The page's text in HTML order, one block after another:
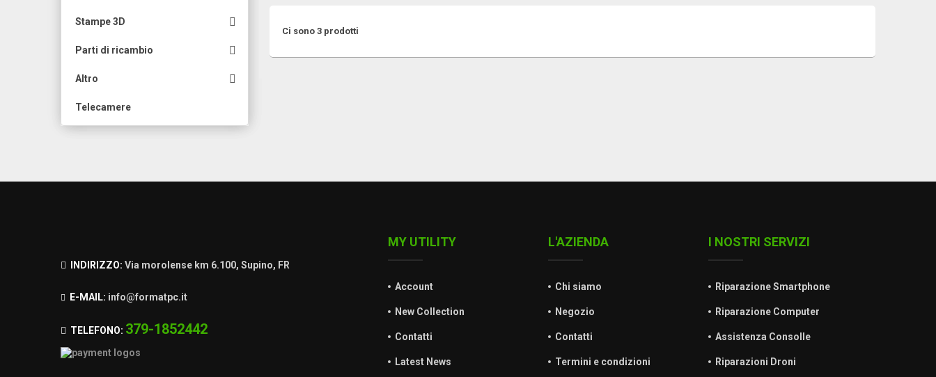
Stampe 3D 
Parti di ricambio 
Altro 
Telecamere
Ci sono 3 prodotti
INDIRIZZO: Via morolense km 6.100, Supino, FR
E-MAIL: info@formatpc.it
TELEFONO: 379-1852442
MY UTILITY
Account
New Collection
Contatti
Latest News
L'AZIENDA
Chi siamo
Negozio
Contatti
Termini e condizioni
I NOSTRI SERVIZI
Riparazione Smartphone
Riparazione Computer
Assistenza Consolle
Riparazioni Droni